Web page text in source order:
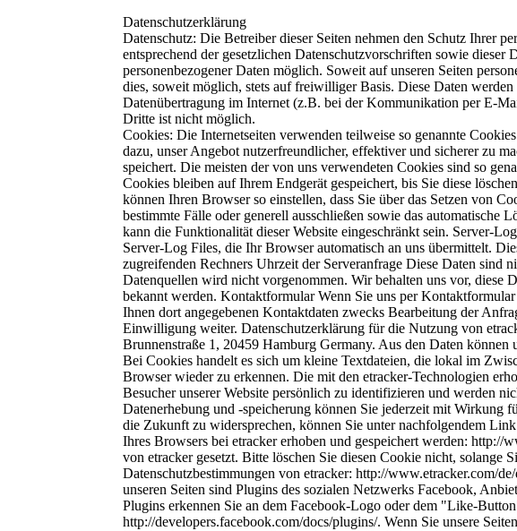
Datenschutzerklärung
Datenschutz: Die Betreiber dieser Seiten nehmen den Schutz Ihrer
entsprechend der gesetzlichen Datenschutzvorschriften sowie
personenbezogener Daten möglich. Soweit auf unseren Seiten
dies, soweit möglich, stets auf freiwilliger Basis. Diese Daten
Datenübertragung im Internet (z.B. bei der Kommunikation per E-
Dritte ist nicht möglich.
Cookies: Die Internetseiten verwenden teilweise so genannte Cookies. Cookies richten auf Ihrem Rechner keinen Schaden an und enthalten keine Viren. Cookies dienen dazu, unser Angebot nutzerfreundlicher, effektiver und sicherer zu machen. Cookies sind kleine Textdateien, die auf Ihrem Rechner abgelegt werden und die Ihr Browser speichert. Die meisten der von uns verwendeten Cookies sind so genannte „Session-Cookies“. Sie werden nach Ende Ihres Besuchs automatisch gelöscht. Andere Cookies bleiben auf Ihrem Endgerät gespeichert, bis Sie diese löschen. Diese Cookies ermöglichen es uns, Ihren Browser beim nächsten Besuch wiederzuerkennen. Sie können Ihren Browser so einstellen, dass Sie über das Setzen von Cookies informiert werden und Cookies nur im Einzelfall erlauben, die Annahme von Cookies für bestimmte Fälle oder generell ausschließen sowie das automatische Löschen der Cookies beim Schließen des Browser aktivieren. Bei der Deaktivierung von Cookies kann die Funktionalität dieser Website eingeschränkt sein. Server-Log-Files Der Provider der Seiten erhebt und speichert automatisch Informationen in so genannten Server-Log Files, die Ihr Browser automatisch an uns übermittelt. Dies sind: Browsertyp und Browserversion verwendetes Betriebssystem Referrer URL Hostname des zugreifenden Rechners Uhrzeit der Serveranfrage Diese Daten sind nicht bestimmten Personen zuordenbar. Eine Zusammenführung dieser Daten mit anderen Datenquellen wird nicht vorgenommen. Wir behalten uns vor, diese Daten nachträglich zu prüfen, wenn uns konkrete Anhaltspunkte für eine rechtswidrige Nutzung bekannt werden. Kontaktformular Wenn Sie uns per Kontaktformular Anfragen zukommen lassen, werden Ihre Angaben aus dem Anfrageformular inklusive der von Ihnen dort angegebenen Kontaktdaten zwecks Bearbeitung der Anfrage und für den Fall von Anschlussfragen bei uns gespeichert. Diese Daten geben wir nicht ohne Ihre Einwilligung weiter. Datenschutzerklärung für die Nutzung von etracker Unsere Webseite nutzt den Analysedienst etracker. Anbieter ist die etracker GmbH, Erste Brunnenstraße 1, 20459 Hamburg Germany. Aus den Daten können unter einem Pseudonym Nutzungsprofile erstellt werden. Dazu können Cookies eingesetzt werden. Bei Cookies handelt es sich um kleine Textdateien, die lokal im Zwischenspeicher Ihres Internet-Browsers gespeichert werden. Die Cookies ermöglichen es, Ihren Browser wieder zu erkennen. Die mit den etracker-Technologien erhobenen Daten werden ohne die gesondert erteilte Zustimmung des Betroffenen nicht genutzt, Besucher unserer Website persönlich zu identifizieren und werden nicht mit personenbezogenen Daten über den Träger des Pseudonyms zusammengeführt. Der Datenerhebung und -speicherung können Sie jederzeit mit Wirkung für die Zukunft widersprechen. Um einer Datenerhebung und -speicherung Ihrer Besucherdaten für die Zukunft zu widersprechen, können Sie unter nachfolgendem Link ein Opt-Out-Cookie von etracker beziehen, dieser bewirkt, dass zukünftig keine Besucherdaten Ihres Browsers bei etracker erhoben und gespeichert werden: http://www.etracker.de/privacy?et=V23Jbb Dadurch wird ein Opt-Out-Cookie mit dem Namen "cntcookie" von etracker gesetzt. Bitte löschen Sie diesen Cookie nicht, solange Sie Ihren Widerspruch aufrecht erhalten möchten. Weitere Informationen finden Sie in den Datenschutzbestimmungen von etracker: http://www.etracker.com/de/datenschutz.html Datenschutzerklärung für die Nutzung von Facebook-Plugins (LikeButton) Auf unseren Seiten sind Plugins des sozialen Netzwerks Facebook, Anbieter Facebook Inc., 1 Hacker Way, Menlo Park, California 94025, USA, integriert. Die Facebook-Plugins erkennen Sie an dem Facebook-Logo oder dem "Like-Button" ("Gefällt mir") auf unserer Seite. Eine Übersicht über die Facebook-Plugins finden Sie hier: http://developers.facebook.com/docs/plugins/. Wenn Sie unsere Seiten besuchen, wird über das Plugin eine direkte Verbindung zwischen Ihrem Browser und dem Facebook-Server hergestellt. Facebook erhält